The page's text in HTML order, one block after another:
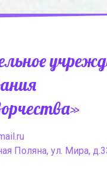
Поляна, ул. Мира,